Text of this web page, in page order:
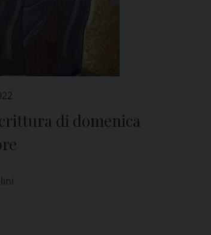
di domenica